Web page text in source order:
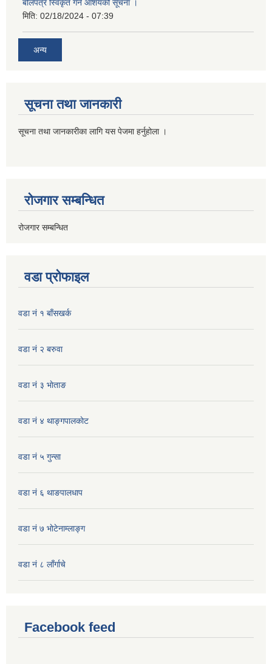
बोलपत्र स्विकृत गर्ने आशयको सूचना ।
मिति: 02/18/2024 - 07:39
अन्य
सूचना तथा जानकारी
सूचना तथा जानकारीका लागि यस पेजमा हर्नुहोला ।
रोजगार सम्बन्धित
रोजगार सम्बन्धित
वडा प्रोफाइल
वडा नं १ बाँसखर्क
वडा नं २ बरुवा
वडा नं ३ भाेताङ
वडा नं ४ थाङ्गपालकाेट
वडा नं ५ गुन्सा
वडा नं ६ थाङपालधाप
वडा नं ७ भाेटेनाम्लाङ्ग
वडा नं ८ लाँर्गाचे
Facebook feed